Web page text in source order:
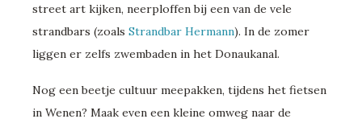
street art kijken, neerploffen bij een van de vele
strandbars (zoals Strandbar Hermann). In de zomer
liggen er zelfs zwembaden in het Donaukanal.
Nog een beetje cultuur meepakken, tijdens het fietsen
in Wenen? Maak even een kleine omweg naar de